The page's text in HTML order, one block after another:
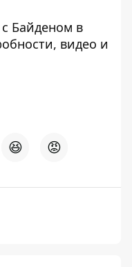
Байденом в
видео и
😆 😡